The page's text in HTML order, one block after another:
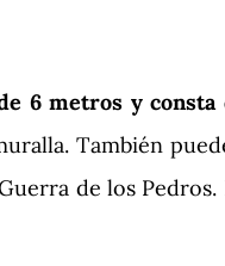
6 metros y
También
de los